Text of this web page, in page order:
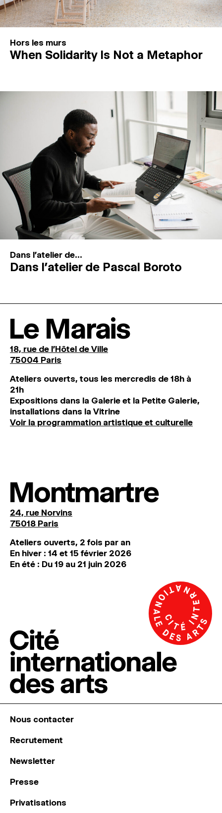
Hors les murs
When Solidarity Is Not a Metaphor
Dans l'atelier de...
Dans l’atelier de Pascal Boroto
Le Marais
18, rue de l'Hôtel de Ville
75004 Paris
Ateliers ouverts, tous les mercredis de 18h à
21h
Expositions dans la Galerie et la Petite Galerie,
installations dans la Vitrine
Voir la programmation artistique et culturelle
Montmartre
24, rue Norvins
75018 Paris
Ateliers ouverts, 2 fois par an
En hiver : 14 et 15 février 2026
En été : Du 19 au 21 juin 2026
Nous contacter
Recrutement
Newsletter
Presse
Privatisations